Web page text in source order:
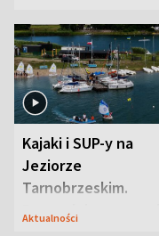
Kajaki i SUP-y na
Jeziorze
Tarnobrzeskim.
Przyrodnicy zwracają
Aktualności